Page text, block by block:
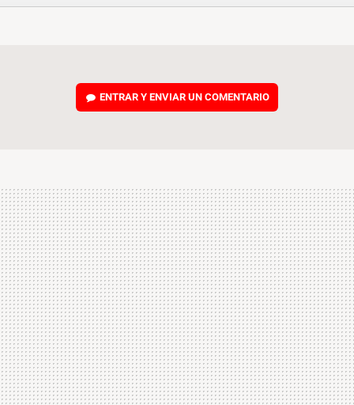
FACEBOOKTWITTERFLIPBOARD
E-
WHATSAPP
ENTRAR Y ENVIAR UN COMENTARIO